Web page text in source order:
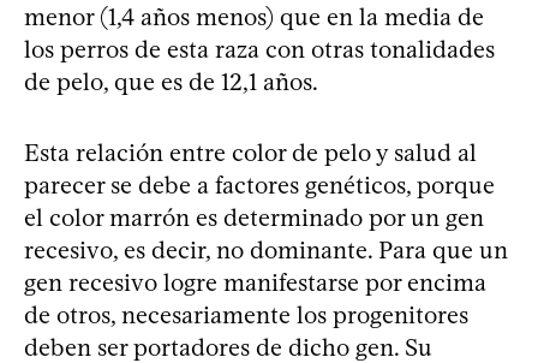
menor (1,4 años menos) que en la media de
los perros de esta raza con otras tonalidades
de pelo, que es de 12,1 años.
Esta relación entre color de pelo y salud al
parecer se debe a factores genéticos, porque
el color marrón es determinado por un gen
recesivo, es decir, no dominante. Para que un
gen recesivo logre manifestarse por encima
de otros, necesariamente los progenitores
deben ser portadores de dicho gen. Su